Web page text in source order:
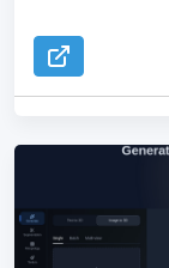
vos idées,
élabore
que vous